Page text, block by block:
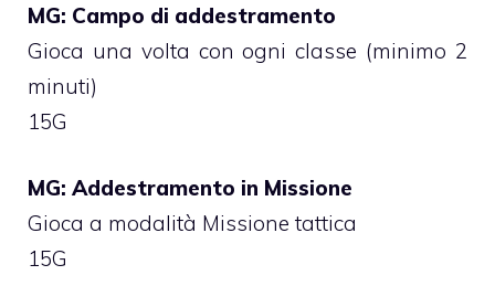
MG: Campo di addestramento
Gioca una volta con ogni classe (minimo 2
minuti)
15G
MG: Addestramento in Missione
Gioca a modalità Missione tattica
15G